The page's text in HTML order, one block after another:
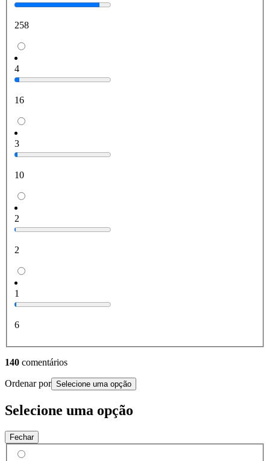
258
4
16
3
10
2
2
1
6
140 comentários
Ordenar por Selecione uma opção
Selecione uma opção
Fechar